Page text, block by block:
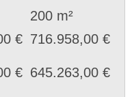
200 m²
€ 716.958,00 €
€ 645.263,00 €